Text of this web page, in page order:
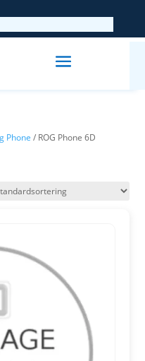
Phone / ROG Phone 6D